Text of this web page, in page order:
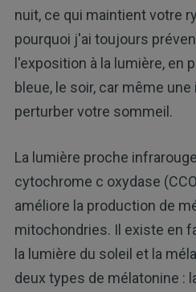
nuit, ce qui maintient votre
pourquoi j'ai toujours
l'exposition à la lumière, en
bleue, le soir, car même
perturber votre sommeil.
La lumière proche
cytochrome c oxydase
améliore la production de
mitochondries. Il existe en
la lumière du soleil et la
deux types de mélatonine :